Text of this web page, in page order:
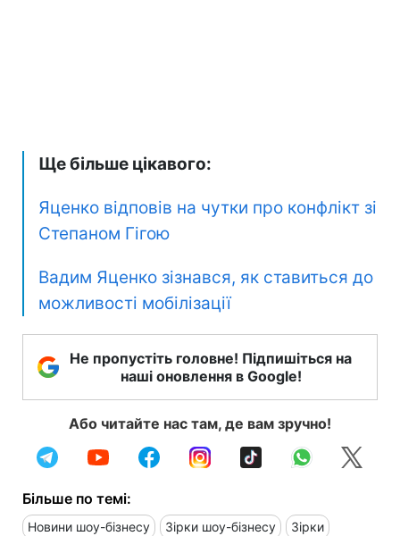
Ще більше цікавого:
Яценко відповів на чутки про конфлікт зі
Степаном Гігою
Вадим Яценко зізнався, як ставиться до
можливості мобілізації
Не пропустіть головне! Підпишіться на
наші оновлення в Google!
Або читайте нас там, де вам зручно!
Більше по темі:
Новини шоу-бізнесу Зірки шоу-бізнесу Зірки